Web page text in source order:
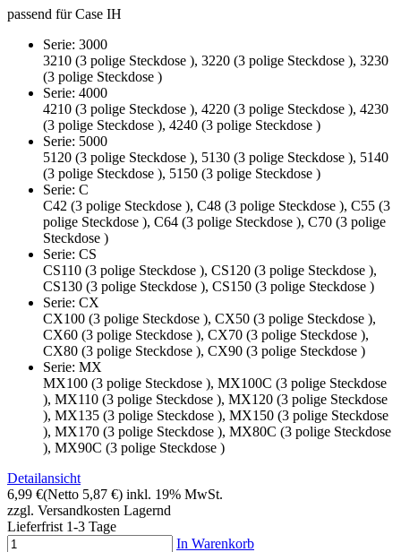
passend für Case IH
Serie: 3000
3210 (3 polige Steckdose ), 3220 (3 polige Steckdose ), 3230
(3 polige Steckdose )
Serie: 4000
4210 (3 polige Steckdose ), 4220 (3 polige Steckdose ), 4230
(3 polige Steckdose ), 4240 (3 polige Steckdose )
Serie: 5000
5120 (3 polige Steckdose ), 5130 (3 polige Steckdose ), 5140
(3 polige Steckdose ), 5150 (3 polige Steckdose )
Serie: C
C42 (3 polige Steckdose ), C48 (3 polige Steckdose ), C55 (3
polige Steckdose ), C64 (3 polige Steckdose ), C70 (3 polige
Steckdose )
Serie: CS
CS110 (3 polige Steckdose ), CS120 (3 polige Steckdose ),
CS130 (3 polige Steckdose ), CS150 (3 polige Steckdose )
Serie: CX
CX100 (3 polige Steckdose ), CX50 (3 polige Steckdose ),
CX60 (3 polige Steckdose ), CX70 (3 polige Steckdose ),
CX80 (3 polige Steckdose ), CX90 (3 polige Steckdose )
Serie: MX
MX100 (3 polige Steckdose ), MX100C (3 polige Steckdose
), MX110 (3 polige Steckdose ), MX120 (3 polige Steckdose
), MX135 (3 polige Steckdose ), MX150 (3 polige Steckdose
), MX170 (3 polige Steckdose ), MX80C (3 polige Steckdose
), MX90C (3 polige Steckdose )
Detailansicht
6,99 €(Netto 5,87 €) inkl. 19% MwSt.
zzgl. Versandkosten Lagernd
Lieferfrist 1-3 Tage
In Warenkorb